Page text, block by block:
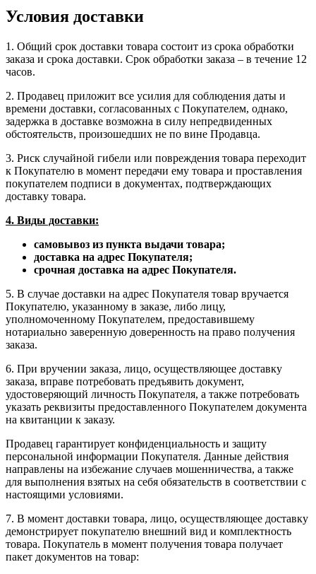
Условия доставки
1. Общий срок доставки товара состоит из срока обработки
заказа и срока доставки. Срок обработки заказа – в течение 12
часов.
2. Продавец приложит все усилия для соблюдения даты и
времени доставки, согласованных с Покупателем, однако,
задержка в доставке возможна в силу непредвиденных
обстоятельств, произошедших не по вине Продавца.
3. Риск случайной гибели или повреждения товара переходит
к Покупателю в момент передачи ему товара и проставления
покупателем подписи в документах, подтверждающих
доставку товара.
4. Виды доставки:
самовывоз из пункта выдачи товара;
доставка на адрес Покупателя;
срочная доставка на адрес Покупателя.
5. В случае доставки на адрес Покупателя товар вручается
Покупателю, указанному в заказе, либо лицу,
уполномоченному Покупателем, предоставившему
нотариально заверенную доверенность на право получения
заказа.
6. При вручении заказа, лицо, осуществляющее доставку
заказа, вправе потребовать предъявить документ,
удостоверяющий личность Покупателя, а также потребовать
указать реквизиты предоставленного Покупателем документа
на квитанции к заказу.
Продавец гарантирует конфиденциальность и защиту
персональной информации Покупателя. Данные действия
направлены на избежание случаев мошенничества, а также
для выполнения взятых на себя обязательств в соответствии с
настоящими условиями.
7. В момент доставки товара, лицо, осуществляющее доставку
демонстрирует покупателю внешний вид и комплектность
товара. Покупатель в момент получения товара получает
пакет документов на товар: